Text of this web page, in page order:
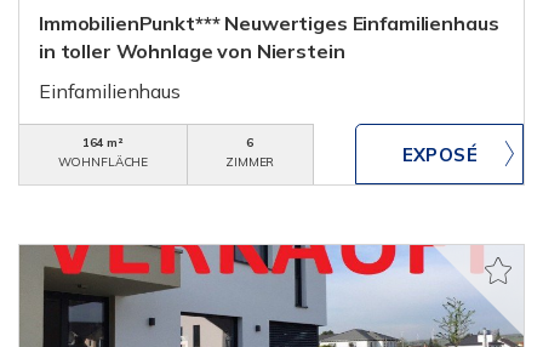
ImmobilienPunkt*** Neuwertiges Einfamilienhaus
in toller Wohnlage von Nierstein
Einfamilienhaus
164 m²
WOHNFLÄCHE
6
ZIMMER